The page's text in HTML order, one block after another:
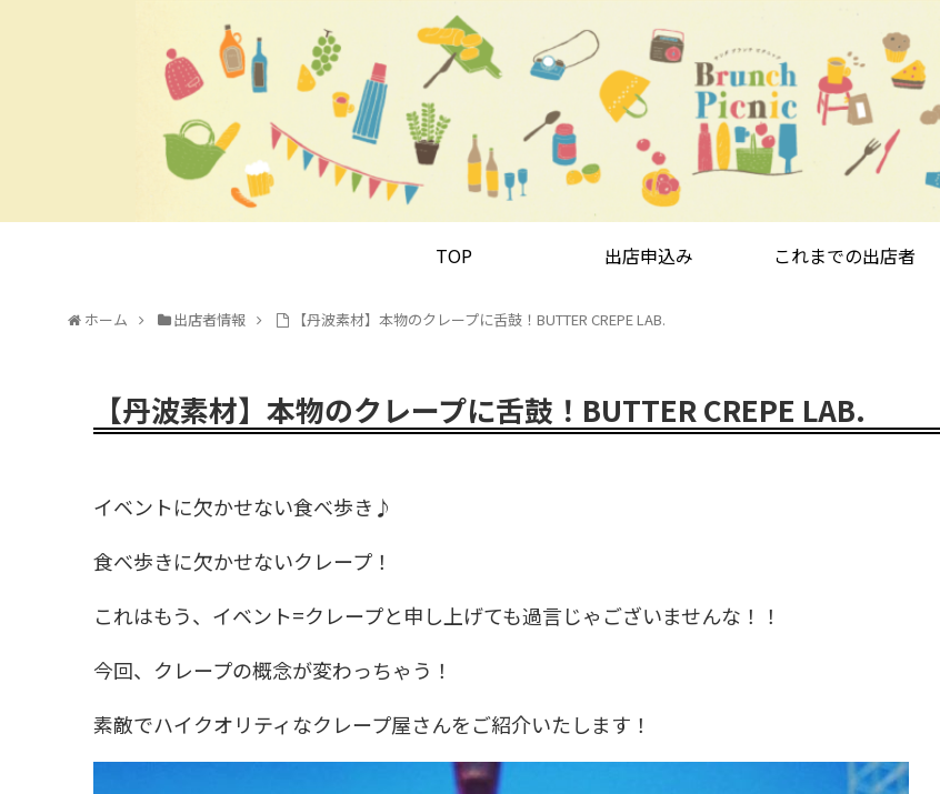
TOP 出店申込み これまでの出店者
ホーム 出店者情報 【丹波素材】本物のクレープに舌鼓！BUTTER CREPE LAB.
【丹波素材】本物のクレープに舌鼓！BUTTER CREPE LAB.
イベントに欠かせない食べ歩き♪
食べ歩きに欠かせないクレープ！
これはもう、イベント=クレープと申し上げても過言じゃございませんな！！
今回、クレープの概念が変わっちゃう！
素敵でハイクオリティなクレープ屋さんをご紹介いたします！